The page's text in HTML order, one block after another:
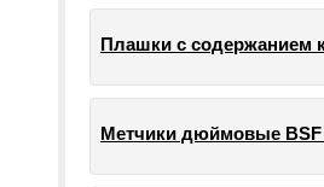
Плашки с содержанием
Метчики дюймовые BSF